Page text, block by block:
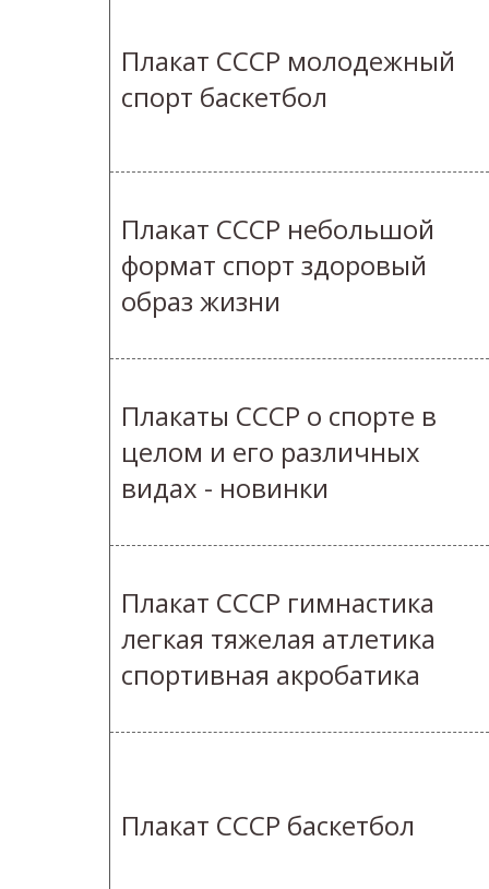
Плакат СССР молодежный
спорт баскетбол
Плакат СССР небольшой
формат спорт здоровый
образ жизни
Плакаты СССР о спорте в
целом и его различных
видах - новинки
Плакат СССР гимнастика
легкая тяжелая атлетика
спортивная акробатика
Плакат СССР баскетбол